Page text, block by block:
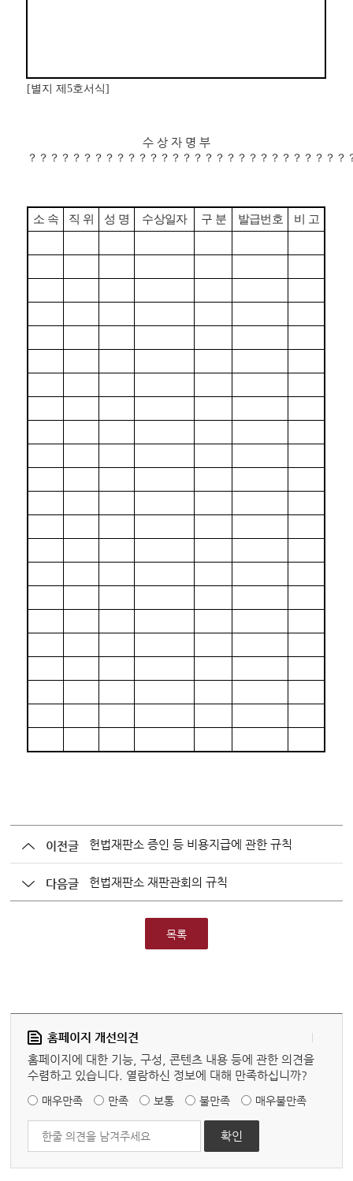
[별지 제5호서식]
수 상 자 명 부
？？？？？？？？？？？？？？？？？？？？？？？？？？？？？
소 속 직 위 성 명 수상일자 구 분 발급번호 비 고
이전글 헌법재판소 증인 등 비용지급에 관한 규칙
다음글 헌법재판소 재판관회의 규칙
목록
홈페이지 개선의견
홈페이지에 대한 기능, 구성, 콘텐츠 내용 등에 관한 의견을
수렴하고 있습니다. 열람하신 정보에 대해 만족하십니까?
매우만족 만족 보통 불만족 매우불만족